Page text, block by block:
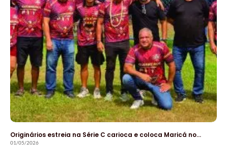
Originários estreia na Série C carioca e coloca Maricá no…
01/05/2026